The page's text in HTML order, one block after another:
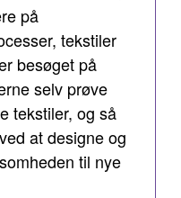
på
tekstiler
besøget på
selv prøve
tekstiler, og så
at designe og
til nye